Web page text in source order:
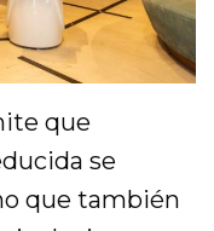
que
se
que también